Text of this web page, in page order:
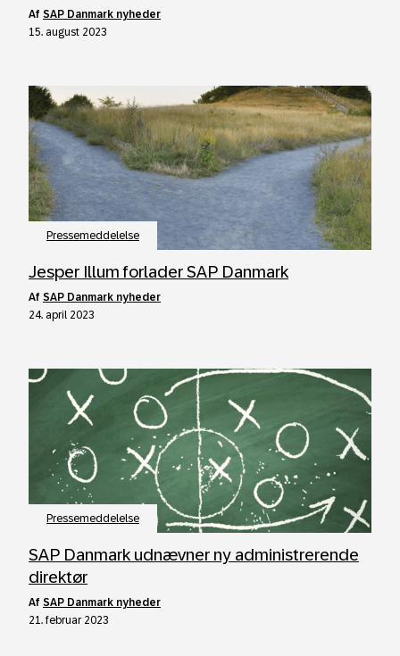
af SAP Danmark nyheder
15. august 2023
Pressemeddelelse
Jesper Illum forlader SAP Danmark
af SAP Danmark nyheder
24. april 2023
Pressemeddelelse
SAP Danmark udnævner ny administrerende
direktør
af SAP Danmark nyheder
21. februar 2023